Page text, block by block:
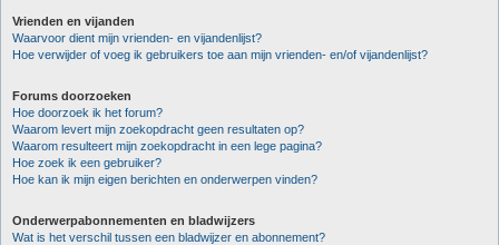
Vrienden en vijanden
Waarvoor dient mijn vrienden- en vijandenlijst?
Hoe verwijder of voeg ik gebruikers toe aan mijn vrienden- en/of vijandenlijst?
Forums doorzoeken
Hoe doorzoek ik het forum?
Waarom levert mijn zoekopdracht geen resultaten op?
Waarom resulteert mijn zoekopdracht in een lege pagina?
Hoe zoek ik een gebruiker?
Hoe kan ik mijn eigen berichten en onderwerpen vinden?
Onderwerpabonnementen en bladwijzers
Wat is het verschil tussen een bladwijzer en abonnement?